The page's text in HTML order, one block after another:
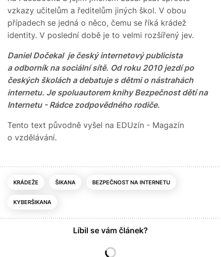
vzkazy učitelům a ředitelům jiných škol. V obou
případech se jedná o něco, čemu se říká krádež
identity. V poslední době je to velmi rozšířený jev.
Daniel Dočekal je český internetový publicista
a odborník na sociální sítě. Od roku 2010 jezdí po
českých školách a debatuje s dětmi o nástrahách
internetu. Je spoluautorem knihy Bezpečnost dětí na
Internetu - Rádce zodpovědného rodiče.
Tento text původně vyšel na EDUzín - Magazín
o vzdělávání.
KRÁDEŽE ŠIKANA BEZPEČNOST NA INTERNETU
KYBERŠIKANA
Líbil se vám článek?